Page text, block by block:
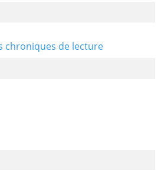
chroniques de lecture